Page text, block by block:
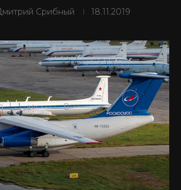
Срибный 18.11.2019